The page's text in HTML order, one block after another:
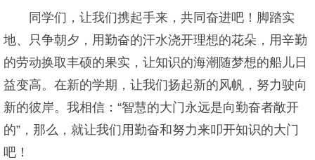
同学们，让我们携起手来，共同奋进吧！脚踏实
地、只争朝夕，用勤奋的汗水浇开理想的花朵，用辛勤
的劳动换取丰硕的果实，让知识的海潮随梦想的船儿日
益变高。在新的学期，让我们扬起新的风帆，努力驶向
新的彼岸。我相信：“智慧的大门永远是向勤奋者敞开
的”，那么，就让我们用勤奋和努力来叩开知识的大门
吧！